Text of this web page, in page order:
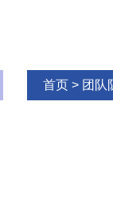
首页 > 团队